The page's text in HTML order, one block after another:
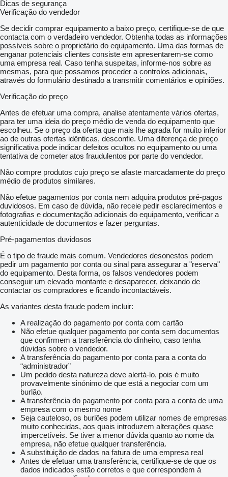
Dicas de segurança
Verificação do vendedor
Se decidir comprar equipamento a baixo preço, certifique-se de que
contacta com o verdadeiro vendedor. Obtenha todas as informações
possíveis sobre o proprietário do equipamento. Uma das formas de
enganar potenciais clientes consiste em apresentarem-se como
uma empresa real. Caso tenha suspeitas, informe-nos sobre as
mesmas, para que possamos proceder a controlos adicionais,
através do formulário destinado a transmitir comentários e opiniões.
Verificação do preço
Antes de efetuar uma compra, analise atentamente vários ofertas,
para ter uma ideia do preço médio de venda do equipamento que
escolheu. Se o preço da oferta que mais lhe agrada for muito inferior
ao de outras ofertas idênticas, desconfie. Uma diferença de preço
significativa pode indicar defeitos ocultos no equipamento ou uma
tentativa de cometer atos fraudulentos por parte do vendedor.
Não compre produtos cujo preço se afaste marcadamente do preço
médio de produtos similares.
Não efetue pagamentos por conta nem adquira produtos pré-pagos
duvidosos. Em caso de dúvida, não receie pedir esclarecimentos e
fotografias e documentação adicionais do equipamento, verificar a
autenticidade de documentos e fazer perguntas.
Pré-pagamentos duvidosos
É o tipo de fraude mais comum. Vendedores desonestos podem
pedir um pagamento por conta ou sinal para assegurar a "reserva"
do equipamento. Desta forma, os falsos vendedores podem
conseguir um elevado montante e desaparecer, deixando de
contactar os compradores e ficando incontactáveis.
As variantes desta fraude podem incluir:
A realização do pagamento por conta com cartão
Não efetue qualquer pagamento por conta sem documentos
que confirmem a transferência do dinheiro, caso tenha
dúvidas sobre o vendedor.
A transferência do pagamento por conta para a conta do
“administrador”
Um pedido desta natureza deve alertá-lo, pois é muito
provavelmente sinónimo de que está a negociar com um
burlão.
A transferência do pagamento por conta para a conta de uma
empresa com o mesmo nome
Seja cauteloso, os burlões podem utilizar nomes de empresas
muito conhecidas, aos quais introduzem alterações quase
impercetíveis. Se tiver a menor dúvida quanto ao nome da
empresa, não efetue qualquer transferência.
A substituição de dados na fatura de uma empresa real
Antes de efetuar uma transferência, certifique-se de que os
dados indicados estão corretos e que correspondem à